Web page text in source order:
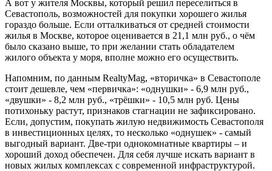
А вот у жителя Москвы, который решил переселиться в
Севастополь, возможностей для покупки хорошего жилья
гораздо больше. Если отталкиваться от средней стоимости
жилья в Москве, которое оценивается в 21,1 млн руб., о чём
было сказано выше, то при желании стать обладателем
жилого объекта у моря, вполне можно его осуществить.
Напомним, по данным RealtyMag, «вторичка» в Севастополе
стоит дешевле, чем «первичка»: «однушки» - 6,9 млн руб.,
«двушки» - 8,2 млн руб., «трёшки» - 10,5 млн руб. Цены
потихоньку растут, признаков стагнации не зафиксировано.
Если, допустим, покупать жилую недвижимость Севастополя
в инвестиционных целях, то несколько «однушек» - самый
выгодный вариант. Две-три однокомнатные квартиры – и
хороший доход обеспечен. Для себя лучше искать вариант в
новых жилых комплексах с современной инфраструктурой.